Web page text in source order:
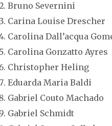
Bruno Severnini
Carina Louise Drescher
Carolina Dall’acqua
Carolina Gonzatto Ayres
Christopher Heling
Eduarda Maria Baldi
Gabriel Couto Machado
Gabriel Schmidt